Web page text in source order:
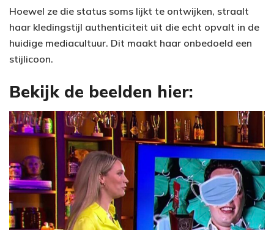
Hoewel ze die status soms lijkt te ontwijken, straalt
haar kledingstijl authenticiteit uit die echt opvalt in de
huidige mediacultuur. Dit maakt haar onbedoeld een
stijlicoon.
Bekijk de beelden hier: